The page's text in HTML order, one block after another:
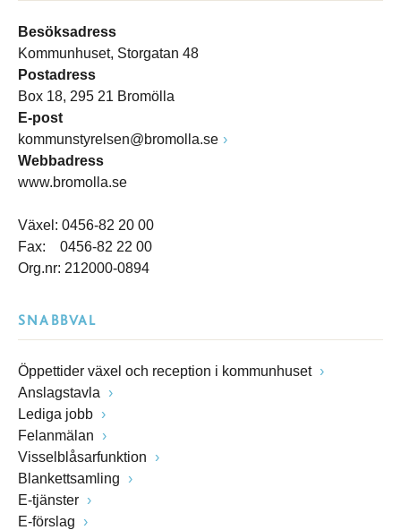
Besöksadress
Kommunhuset, Storgatan 48
Postadress
Box 18, 295 21 Bromölla
E-post
kommunstyrelsen@bromolla.se
Webbadress
www.bromolla.se
Växel: 0456-82 20 00
Fax: 0456-82 22 00
Org.nr: 212000-0894
SNABBVAL
Öppettider växel och reception i kommunhuset
Anslagstavla
Lediga jobb
Felanmälan
Visselblåsarfunktion
Blankettsamling
E-tjänster
E-förslag